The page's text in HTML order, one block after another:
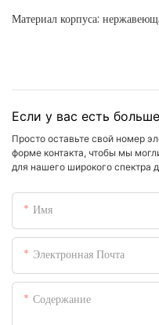
Материал корпуса:
Если у вас есть
Просто оставьте свой номер
форме контакта, чтобы мы
для нашего широкого спектра
Имя
Электронная Почта
Содержание